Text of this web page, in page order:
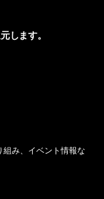
します。
み、イベント情報な